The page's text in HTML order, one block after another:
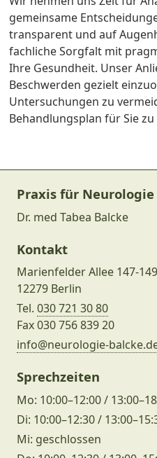
gemeinsame
transparent und auf
fachliche Sorgfalt mit
Ihre Gesundheit. Unser
Beschwerden gezielt
Untersuchungen zu
Behandlungsplan für Sie
Kontakt &
Praxis für Neurologie
Dr. med Tabea Balcke
Kontakt
Marienfelder Allee 147-149
12279 Berlin
Tel. 030 721 30 80
Fax 030 756 839 20
info@neurologie-
Sprechzeiten
Mo: 10:00–12:00 /
Di: 10:00–12:30 /
Mi: geschlossen